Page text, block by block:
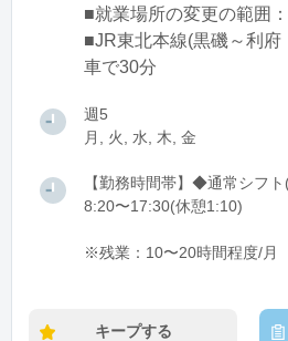
■就業場所の変更の範囲
■JR東北本線(黒磯～利府
車で30分
週5
月, 火, 水, 木, 金
【勤務時間帯】◆通常シフ
8:20〜17:30(休憩1:10)
※残業：10〜20時間程度/月
キープする